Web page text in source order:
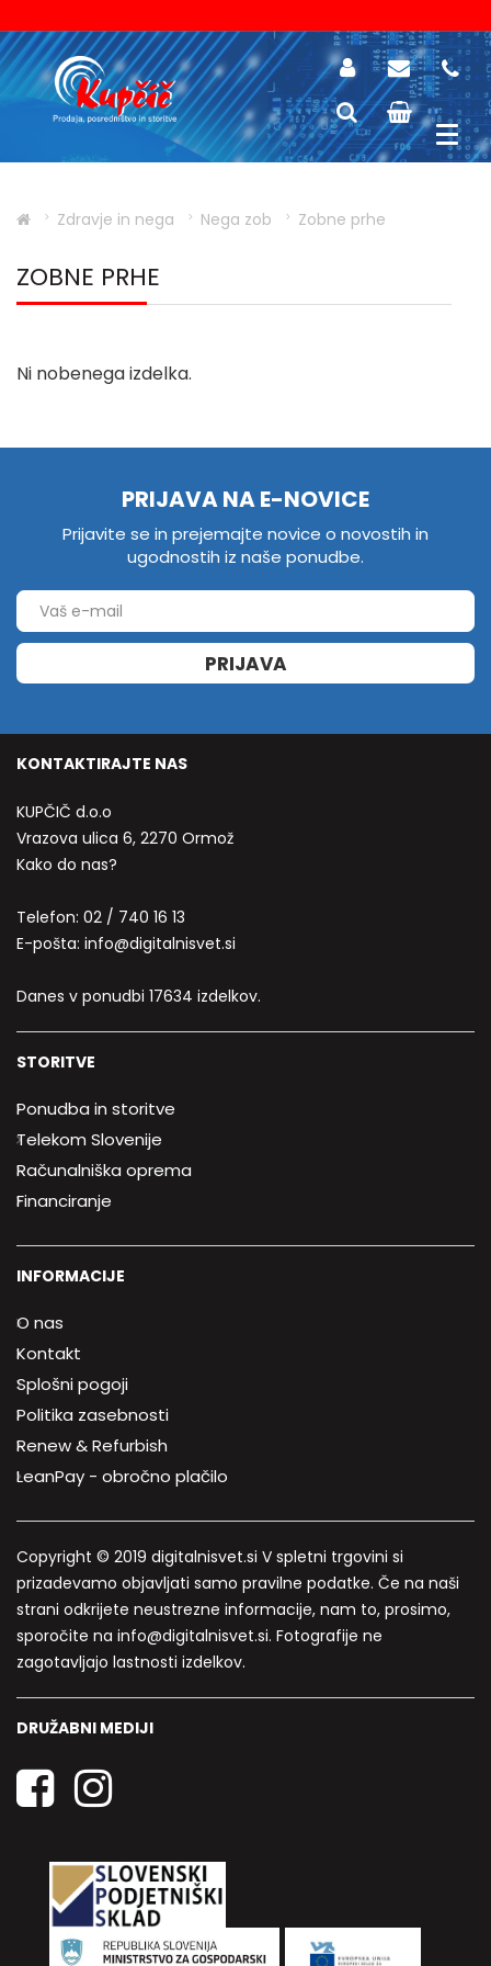
Zdravje in nega Nega zob Zobne prhe
ZOBNE PRHE
Ni nobenega izdelka.
PRIJAVA NA E-NOVICE
Prijavite se in prejemajte novice o novostih in
ugodnostih iz naše ponudbe.
PRIJAVA
KONTAKTIRAJTE NAS
KUPČIČ d.o.o
Vrazova ulica 6, 2270 Ormož
Kako do nas?
Telefon: 02 / 740 16 13
E-pošta: info@digitalnisvet.si
Danes v ponudbi 17634 izdelkov.
STORITVE
Ponudba in storitve
Telekom Slovenije
Računalniška oprema
Financiranje
INFORMACIJE
O nas
Kontakt
Splošni pogoji
Politika zasebnosti
Renew & Refurbish
LeanPay - obročno plačilo
Copyright © 2019 digitalnisvet.si V spletni trgovini si
prizadevamo objavljati samo pravilne podatke. Če na naši
strani odkrijete neustrezne informacije, nam to, prosimo,
sporočite na info@digitalnisvet.si. Fotografije ne
zagotavljajo lastnosti izdelkov.
DRUŽABNI MEDIJI